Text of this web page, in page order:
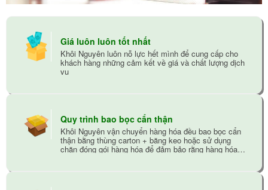
Giá luôn luôn tốt nhất
Khôi Nguyên luôn nỗ lực hết mình để cung cấp cho
khách hàng những cảm kết về giá và chất lượng dịch
vụ
Quy trình bao bọc cẩn thận
Khôi Nguyên vận chuyển hàng hóa đều bao bọc cẩn
thận bằng thùng carton + băng keo hoặc sử dụng
chăn đóng gói hàng hóa để đảm bảo rằng hàng hóa